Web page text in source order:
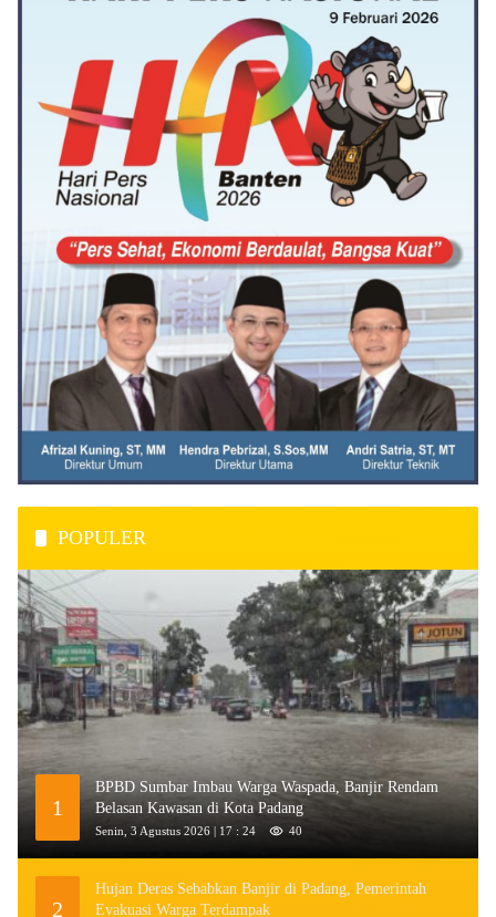
POPULER
1
BPBD Sumbar Imbau Warga Waspada, Banjir Rendam
Belasan Kawasan di Kota Padang
Senin, 3 Agustus 2026 | 17 : 24 40
2
Hujan Deras Sebabkan Banjir di Padang, Pemerintah
Evakuasi Warga Terdampak